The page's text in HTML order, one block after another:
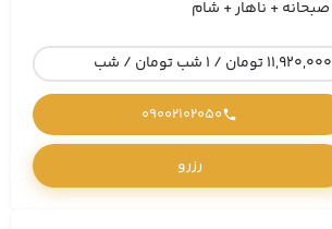
صبحانه + ناهار + شام
11,920,000 تومان / 1 شب تومان / شب
09002102050
رزرو